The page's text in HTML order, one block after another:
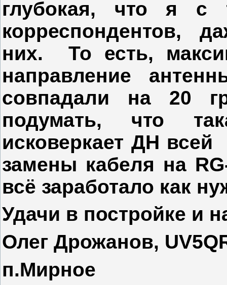
глубокая, что я с
корреспондентов,
них. То есть,
направление
совпадали на 20
подумать, что
исковеркает ДН
замены кабеля на RG
всё заработало как
Удачи в постройке и
Олег Дрожанов, UV5
п.Мирное